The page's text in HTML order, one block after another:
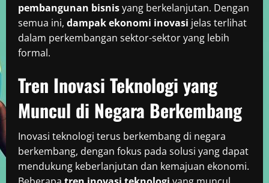
pembangunan bisnisyang berkelanjutan. Dengan
semua ini, dampak ekonomi inovasi jelas terlihat
dalam perkembangan sektor-sektor yang lebih
formal.
Tren Inovasi Teknologi yang
Muncul di Negara Berkembang
Inovasi teknologi terus berkembang di negara
berkembang, dengan fokus pada solusi yang dapat
mendukung keberlanjutan dan kemajuan ekonomi.